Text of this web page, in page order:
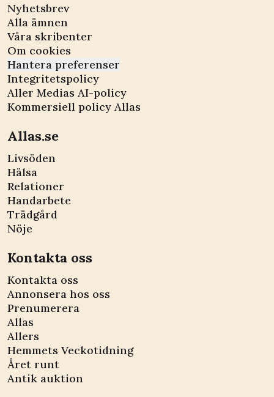
Nyhetsbrev
Alla ämnen
Våra skribenter
Om cookies
Hantera preferenser
Integritetspolicy
Aller Medias AI-policy
Kommersiell policy Allas
Allas.se
Livsöden
Hälsa
Relationer
Handarbete
Trädgård
Nöje
Kontakta oss
Kontakta oss
Annonsera hos oss
Prenumerera
Allas
Allers
Hemmets Veckotidning
Året runt
Antik auktion